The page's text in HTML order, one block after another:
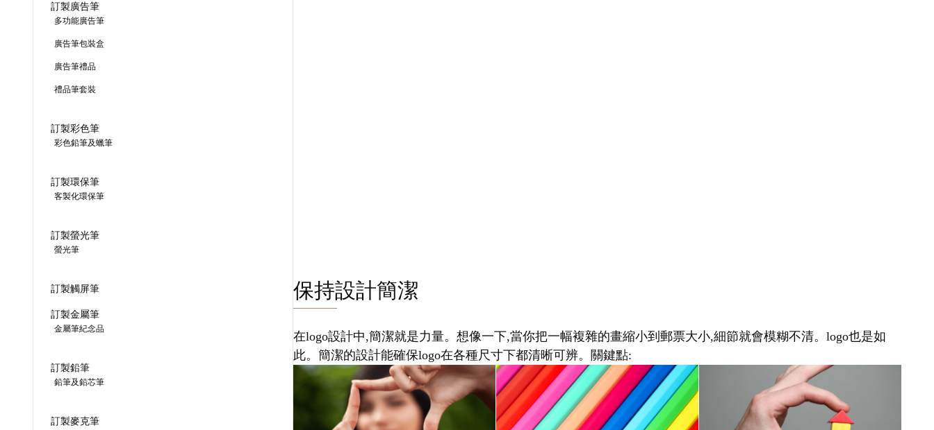
保持設計簡潔
在logo設計中,簡潔就是力量。想像一下,當你把一幅複雜的畫縮小到郵票大小,細節就會模糊不清。logo也是如
此。簡潔的設計能確保logo在各種尺寸下都清晰可辨。關鍵點:
訂製廣告筆
多功能廣告筆
廣告筆包裝盒
廣告筆禮品
禮品筆套裝
訂製彩色筆
彩色鉛筆及蠟筆
訂製環保筆
客製化環保筆
訂製螢光筆
螢光筆
訂製觸屏筆
訂製金屬筆
金屬筆紀念品
訂製鉛筆
鉛筆及鉛芯筆
訂製麥克筆